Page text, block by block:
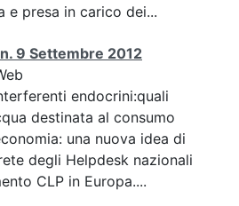
e presa in carico dei...
9 Settembre 2012
endocrini:quali
destinata al consumo
una nuova idea di
degli Helpdesk nazionali
CLP in Europa....